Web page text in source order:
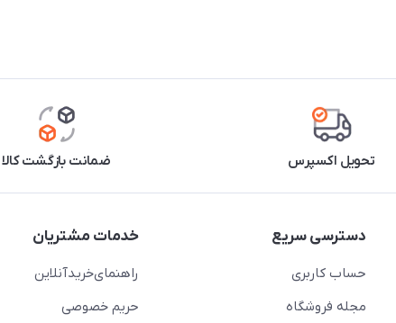
تحویل اکسپرس ضمانت بازگشت کالا
دسترسی سریع
حساب کاربری
مجله فروشگاه
خدمات مشتریان
راهنمای‌خرید‌آنلاین
حریم خصوصی